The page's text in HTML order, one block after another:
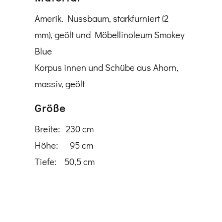
Amerik. Nussbaum, starkfurniert (2
mm), geölt und Möbellinoleum Smokey
Blue
Korpus innen und Schübe aus Ahorn,
massiv, geölt
Größe
Breite: 230 cm
Höhe: 95 cm
Tiefe: 50,5 cm